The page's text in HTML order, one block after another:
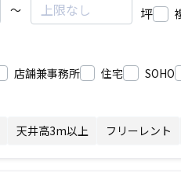
～
坪
店舗兼事務所 住宅 SOHO
天井高3m以上 フリーレント